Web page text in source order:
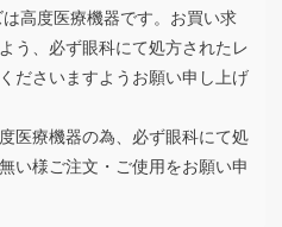
高度医療機器です。お買い求
う、必ず眼科にて処方されたレ
ださいますようお願い申し上げ
医療機器の為、必ず眼科にて処
い様ご注文・ご使用をお願い申